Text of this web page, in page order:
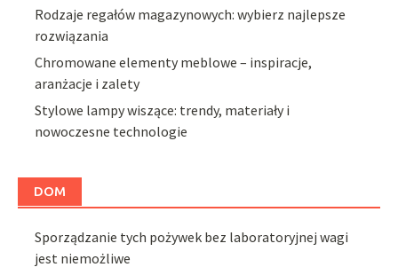
Rodzaje regałów magazynowych: wybierz najlepsze
rozwiązania
Chromowane elementy meblowe – inspiracje,
aranżacje i zalety
Stylowe lampy wiszące: trendy, materiały i
nowoczesne technologie
DOM
Sporządzanie tych pożywek bez laboratoryjnej wagi
jest niemożliwe